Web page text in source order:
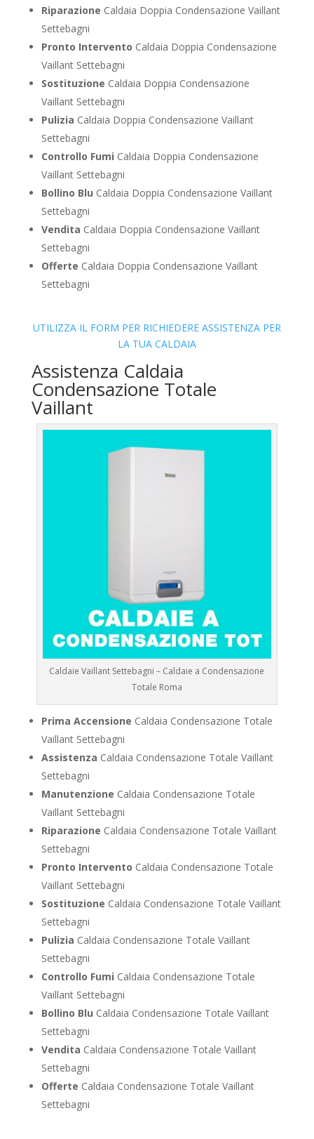
Riparazione Caldaia Doppia Condensazione Vaillant
Settebagni
Pronto Intervento Caldaia Doppia Condensazione
Vaillant Settebagni
Sostituzione Caldaia Doppia Condensazione
Vaillant Settebagni
Pulizia Caldaia Doppia Condensazione Vaillant
Settebagni
Controllo Fumi Caldaia Doppia Condensazione
Vaillant Settebagni
Bollino Blu Caldaia Doppia Condensazione Vaillant
Settebagni
Vendita Caldaia Doppia Condensazione Vaillant
Settebagni
Offerte Caldaia Doppia Condensazione Vaillant
Settebagni
UTILIZZA IL FORM PER RICHIEDERE ASSISTENZA PER
LA TUA CALDAIA
Assistenza Caldaia
Condensazione Totale
Vaillant
Caldaie Vaillant Settebagni – Caldaie a Condensazione
Totale Roma
Prima Accensione Caldaia Condensazione Totale
Vaillant Settebagni
Assistenza Caldaia Condensazione Totale Vaillant
Settebagni
Manutenzione Caldaia Condensazione Totale
Vaillant Settebagni
Riparazione Caldaia Condensazione Totale Vaillant
Settebagni
Pronto Intervento Caldaia Condensazione Totale
Vaillant Settebagni
Sostituzione Caldaia Condensazione Totale Vaillant
Settebagni
Pulizia Caldaia Condensazione Totale Vaillant
Settebagni
Controllo Fumi Caldaia Condensazione Totale
Vaillant Settebagni
Bollino Blu Caldaia Condensazione Totale Vaillant
Settebagni
Vendita Caldaia Condensazione Totale Vaillant
Settebagni
Offerte Caldaia Condensazione Totale Vaillant
Settebagni